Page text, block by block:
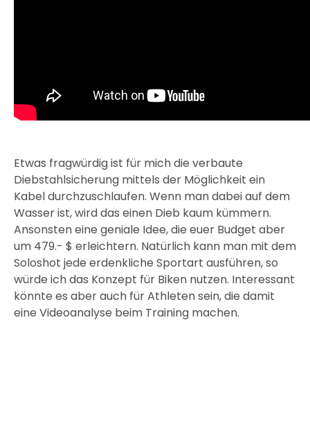
Etwas fragwürdig ist für mich die verbaute
Diebstahlsicherung mittels der Möglichkeit ein
Kabel durchzuschlaufen. Wenn man dabei auf dem
Wasser ist, wird das einen Dieb kaum kümmern.
Ansonsten eine geniale Idee, die euer Budget aber
um 479.- $ erleichtern. Natürlich kann man mit dem
Soloshot jede erdenkliche Sportart ausführen, so
würde ich das Konzept für Biken nutzen. Interessant
könnte es aber auch für Athleten sein, die damit
eine Videoanalyse beim Training machen.